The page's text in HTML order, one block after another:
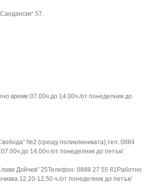
57.
време:07.00ч до 14.00ч /от понеделник до
№2 (срещу поликлиниката),тел: 0884
до 14.00ч /от понеделник до петък/
Дойчев" 25Телефон: 0888 27 55 81Работно
12.20-12.50 ч./от понеделник до петък/